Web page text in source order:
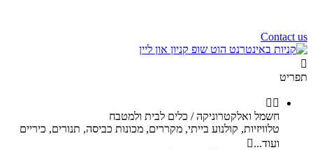
Contact us

תפריט
 
חשמל ואלקטרוניקה / כלים לבית ולמטבח
טלוויזיות, קולנוע בייתי, מקררים, מכונות כביסה, תנורים, כיריים
ועוד...